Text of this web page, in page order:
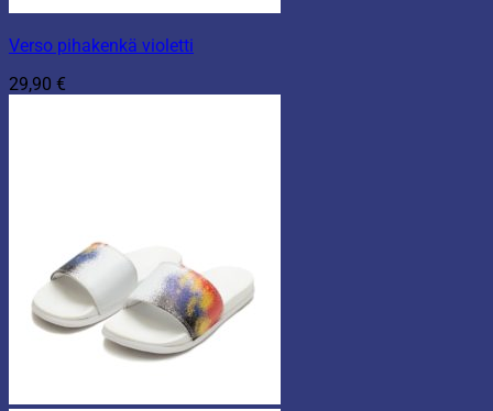
Verso pihakenkä violetti
29,90 €